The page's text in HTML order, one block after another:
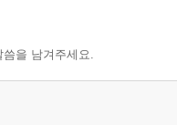
을 남겨주세요.